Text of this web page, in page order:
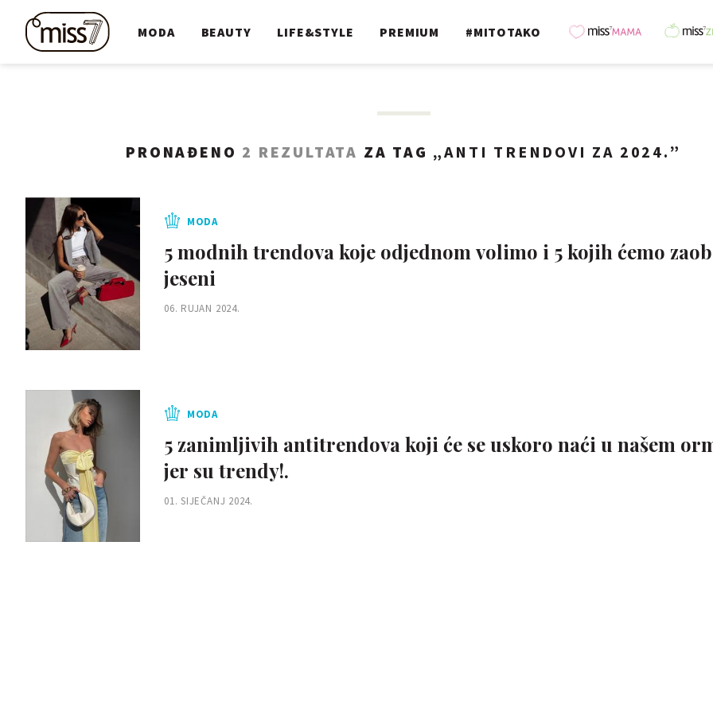
MODA BEAUTY LIFE&STYLE PREMIUM #MITOTAKO
PRONAĐENO 2 REZULTATA ZA TAG „ANTI TRENDOVI ZA 2024. ”
MODA
5 modnih trendova koje odjednom volimo i 5 kojih ćemo
jeseni
06. RUJAN 2024.
MODA
5 zanimljivih antitrendova koji će se uskoro naći u našem
jer su trendy!.
01. SIJEČANJ 2024.